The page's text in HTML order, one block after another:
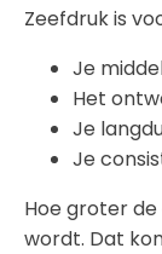
Zeefdruk is
Je
Het
Je
Je
Hoe groter
wordt. Dat